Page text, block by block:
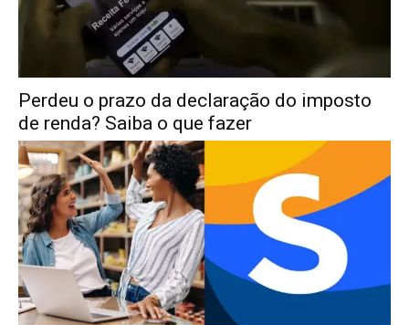
Perdeu o prazo da declaração do imposto
de renda? Saiba o que fazer